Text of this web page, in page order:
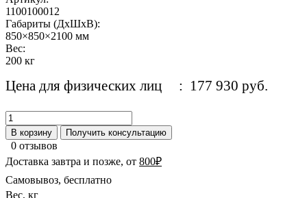
1100100012
Габариты (ДхШхВ):
850×850×2100 мм
Вес:
200 кг
Цена для физических лиц : 177 930 руб.
В корзину Получить консультацию
0 отзывов
Доставка завтра и позже, от 800₽
Самовывоз, бесплатно
Вес, кг